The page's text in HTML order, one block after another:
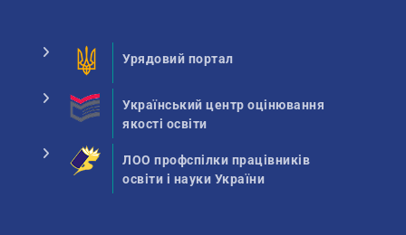
Урядовий портал
Український центр оцінювання
якості освіти
ЛОО профспілки працівників
освіти і науки України